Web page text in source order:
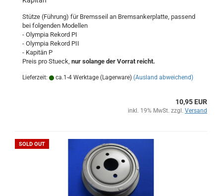
Stütze (Führung) für Bremsseil an Bremsankerplatte, passend
bei folgenden Modellen
- Olympia Rekord PI
- Olympia Rekord PII
- Kapitän P
Preis pro Stueck, nur solange der Vorrat reicht.
Lieferzeit: ca.1-4 Werktage (Lagerware) (Ausland abweichend)
10,95 EUR
inkl. 19% MwSt. zzgl. Versand
SOLD OUT